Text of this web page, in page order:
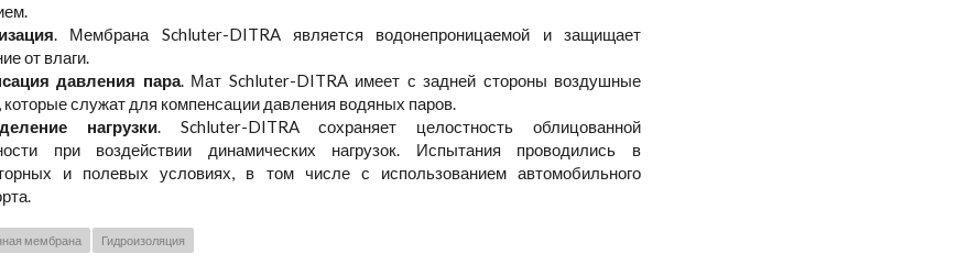
. Мембрана Schluter-DITRA является водонепроницаемой и защищает
от влаги.
давления пара. Мат Schluter-DITRA имеет с задней стороны воздушные
которые служат для компенсации давления водяных паров.
нагрузки. Schluter-DITRA сохраняет целостность облицованной
при воздействии динамических нагрузок. Испытания проводились в
и полевых условиях, в том числе с использованием автомобильного
мембрана Гидроизоляция